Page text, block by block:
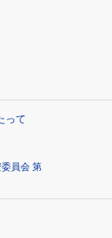
って
員会 第